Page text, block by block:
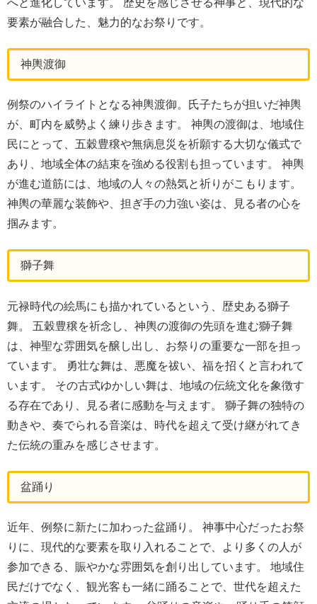
要素が融合した、魅力的なお祭りです。
神輿渡御
例祭のハイライトとなる神輿渡御。氏子たちが担いだ神輿
が、町内を威勢よく練り歩きます。 神輿の渡御は、地域住
民にとって、五穀豊穣や無病息災を祈願する大切な儀式で
あり、地域全体の結束を強める役割も担っています。 神輿
が進む道筋には、地域の人々の熱気と祈りがこもります。
神輿の華麗な装飾や、担ぎ手の力強い姿は、見る者の心を
掴みます。
獅子舞
元禄時代の絵馬にも描かれているという、歴史ある獅子
舞。 五穀豊穣を祈念し、神輿の渡御の先頭を進む獅子舞
は、神聖な雰囲気を醸し出し、お祭りの重要な一部を担っ
ています。 勇壮な舞は、悪魔を祓い、福を招くと言われて
います。 その古式ゆかしい舞は、地域の伝統文化を象徴す
る存在であり、見る者に感動を与えます。 獅子舞の独特の
動きや、奏でられる音楽は、時代を超えて受け継がれてき
た伝統の重みを感じさせます。
盆踊り
近年、例祭に新たに加わった盆踊り。 神事中心だったお祭
りに、現代的な要素を取り入れることで、より多くの人が
参加できる、賑やかな雰囲気を創り出しています。 地域住
民だけでなく、観光客も一緒に踊ることで、世代を超えた